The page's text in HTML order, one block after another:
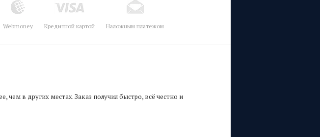
Webmoney Кредитной картой Наложным платежом
в других местах. Заказ получил быстро, всё честно и